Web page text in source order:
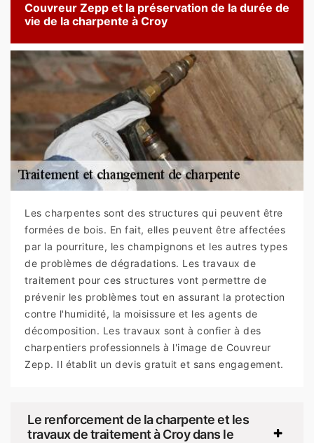
Couvreur Zepp et la préservation de la durée de
vie de la charpente à Croy
Les charpentes sont des structures qui peuvent être
formées de bois. En fait, elles peuvent être affectées
par la pourriture, les champignons et les autres types
de problèmes de dégradations. Les travaux de
traitement pour ces structures vont permettre de
prévenir les problèmes tout en assurant la protection
contre l'humidité, la moisissure et les agents de
décomposition. Les travaux sont à confier à des
charpentiers professionnels à l'image de Couvreur
Zepp. Il établit un devis gratuit et sans engagement.
Le renforcement de la charpente et les
travaux de traitement à Croy dans le